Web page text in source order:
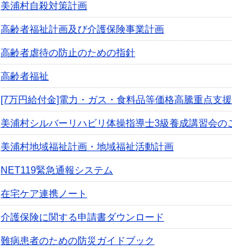
美浦村自殺対策計画
高齢者福祉計画及び介護保険事業計画
高齢者虐待の防止のための指針
高齢者福祉
[7万円給付金]電力・ガス・食料品等価格高騰重点支
美浦村シルバーリハビリ体操指導士3級養成講習会の
美浦村地域福祉計画・地域福祉活動計画
NET119緊急通報システム
在宅ケア連携ノート
介護保険に関する申請書ダウンロード
難病患者のための防災ガイドブック